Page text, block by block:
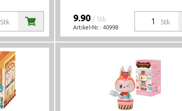
Stk. Stk.
9.90 / Stk.
Artikel-Nr.: 40998